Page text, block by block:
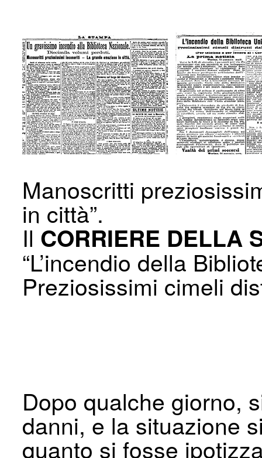
Manoscritti
in città”.
Il CORRIERE DELLA
“L’incendio della
Preziosissimi cimeli
Dopo qualche giorno,
danni, e la situazione
quanto si fosse